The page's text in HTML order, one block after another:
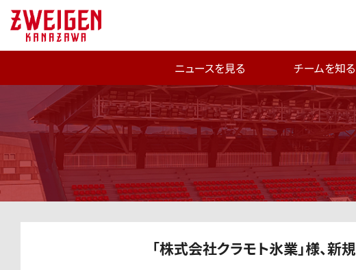
ニュースを見る チームを知る
「株式会社クラモト氷業」様、